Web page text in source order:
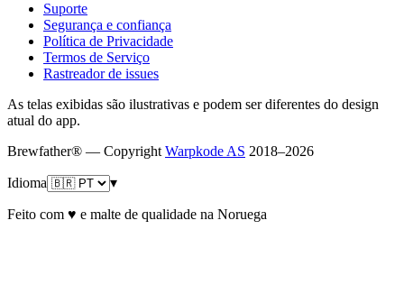
Suporte
Segurança e confiança
Política de Privacidade
Termos de Serviço
Rastreador de issues
As telas exibidas são ilustrativas e podem ser diferentes do design
atual do app.
Brewfather® — Copyright Warpkode AS 2018–2026
Idioma ▾
Feito com ♥ e malte de qualidade na Noruega